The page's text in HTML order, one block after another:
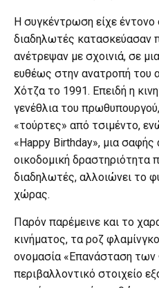
Η συγκέντρωση είχε έντονο
διαδηλωτές κατασκεύασαν
ανέτρεψαν με σχοινιά, σε
ευθέως στην ανατροπή του
Χότζα το 1991. Επειδή η
γενέθλια του
«τούρτες» από τσιμέντο,
«Happy Birthday», μια σαφής
οικοδομική δραστηριότητα
διαδηλωτές, αλλοιώνει το
χώρας.
Παρόν παρέμεινε και το
κινήματος, τα ροζ
ονομασία «Επανάσταση των
περιβαλλοντικό στοιχείο